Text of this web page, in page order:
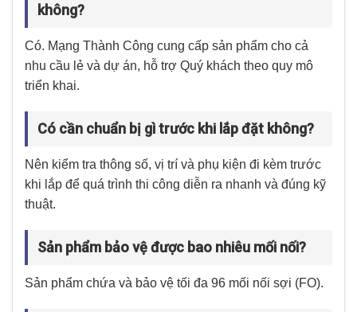
không?
Có. Mạng Thành Công cung cấp sản phẩm cho cả
nhu cầu lẻ và dự án, hỗ trợ Quý khách theo quy mô
triển khai.
Có cần chuẩn bị gì trước khi lắp đặt không?
Nên kiểm tra thông số, vị trí và phụ kiện đi kèm trước
khi lắp để quá trình thi công diễn ra nhanh và đúng kỹ
thuật.
Sản phẩm bảo vệ được bao nhiêu mối nối?
Sản phẩm chứa và bảo vệ tối đa 96 mối nối sợi (FO).